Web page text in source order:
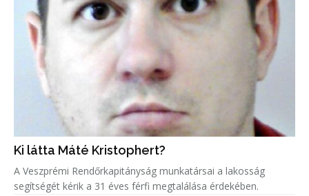
Ki látta Máté Kristophert?
A Veszprémi Rendőrkapitányság munkatársai a lakosság
segítségét kérik a 31 éves férfi megtalálása érdekében.